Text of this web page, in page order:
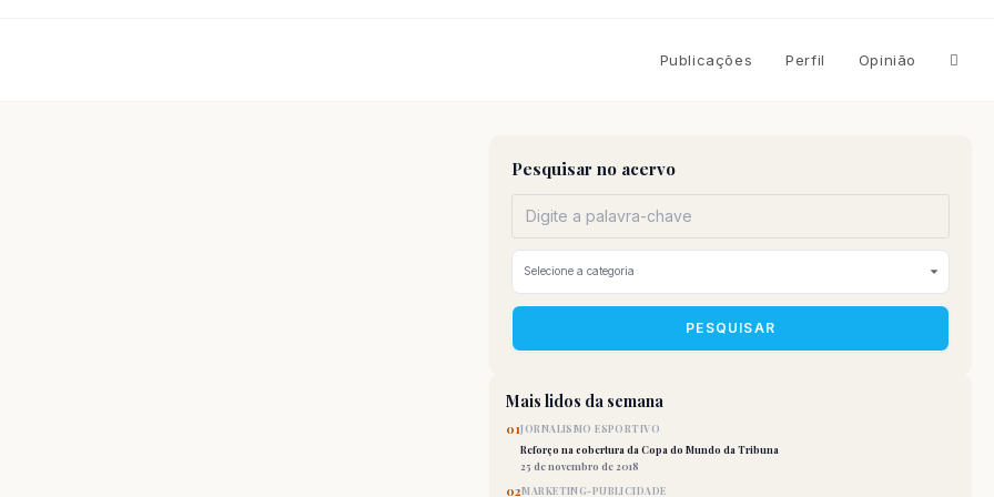
Publicações Perfil Opinião
Pesquisar no acervo
PESQUISAR
Mais lidos da semana
01JORNALISMO ESPORTIVO
Reforço na cobertura da Copa do Mundo da Tribuna
25 de novembro de 2018
02MARKETING-PUBLICIDADE